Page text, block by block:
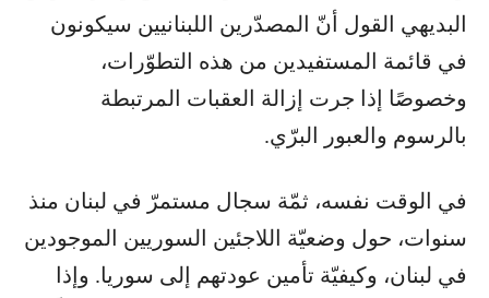
البديهي القول أنّ المصدّرين اللبنانيين سيكونون
في قائمة المستفيدين من هذه التطوّرات،
وخصوصًا إذا جرت إزالة العقبات المرتبطة
بالرسوم والعبور البرّي.
في الوقت نفسه، ثمّة سجال مستمرّ في لبنان منذ
سنوات، حول وضعيّة اللاجئين السوريين الموجودين
في لبنان، وكيفيّة تأمين عودتهم إلى سوريا. وإذا